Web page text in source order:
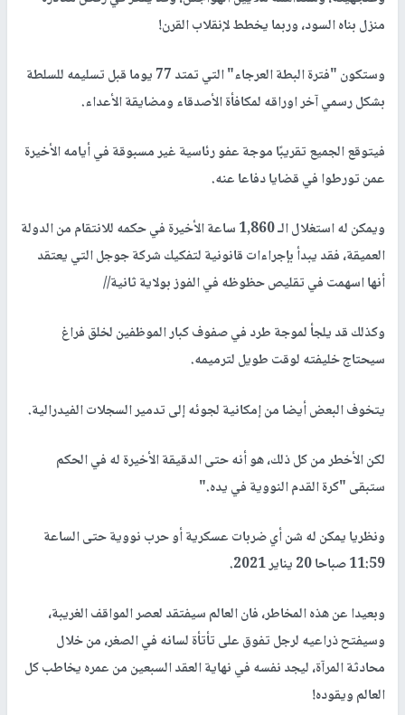
منزل بناه السود، وربما يخطط لإنقلاب القرن!
وستكون "فترة البطة العرجاء" التي تمتد 77 يوما قبل تسليمه للسلطة
بشكل رسمي آخر اوراقه لمكافأة الأصدقاء ومضايقة الأعداء.
فيتوقع الجميع تقريبًا موجة عفو رئاسية غير مسبوقة في أيامه الأخيرة
عمن تورطوا في قضايا دفاعا عنه.
ويمكن له استغلال الـ 1,860 ساعة الأخيرة في حكمه للانتقام من الدولة
العميقة، فقد يبدأ بإجراءات قانونية لتفكيك شركة جوجل التي يعتقد
أنها اسهمت في تقليص حظوظه في الفوز بولاية ثانية//
وكذلك قد يلجأ لموجة طرد في صفوف كبار الموظفين لخلق فراغ
سيحتاج خليفته لوقت طويل لترميمه.
يتخوف البعض أيضا من إمكانية لجوئه إلى تدمير السجلات الفيدرالية.
لكن الأخطر من كل ذلك، هو أنه حتى الدقيقة الأخيرة له في الحكم
ستبقى "كرة القدم النووية في يده".
ونظريا يمكن له شن أي ضربات عسكرية أو حرب نووية حتى الساعة
11:59 صباحا 20 يناير 2021
.
وبعيدا عن هذه المخاطر، فان العالم سيفتقد لعصر المواقف الغريبة،
وسيفتح ذراعيه لرجل تفوق على تأتأة لسانه في الصغر، من خلال
محادثة المرآة، ليجد نفسه في نهاية العقد السبعين من عمره يخاطب كل
العالم ويقوده!